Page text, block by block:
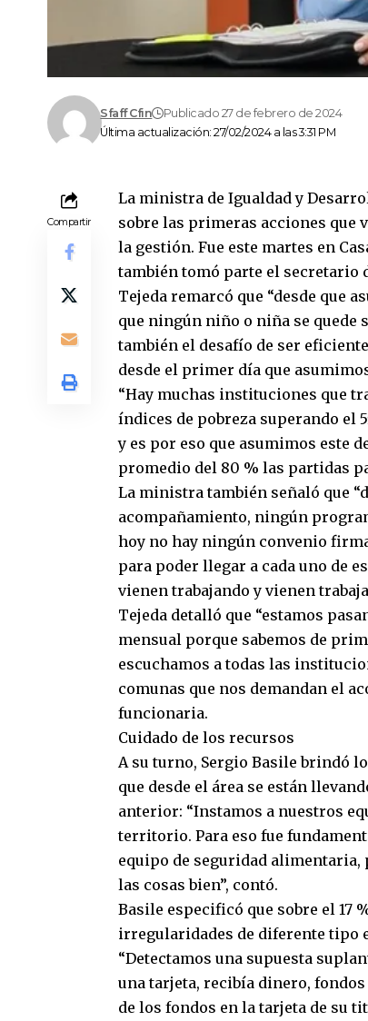
Última actualización: 27/02/2024 a las 3:31 PM
Sfaff Cfin Publicado 27 de febrero de 2024
Compartir
La ministra de Igualdad y
sobre las primeras acciones que
la gestión. Fue este martes en
también tomó parte el secretario
Tejeda remarcó que “desde que
que ningún niño o niña se quede
también el desafío de ser
desde el primer día que
“Hay muchas instituciones que
índices de pobreza superando el
y es por eso que asumimos este
promedio del 80 % las partidas
La ministra también señaló que
acompañamiento, ningún
hoy no hay ningún convenio
para poder llegar a cada uno de
vienen trabajando y vienen
Tejeda detalló que “estamos
mensual porque sabemos de
escuchamos a todas las
comunas que nos demandan el
funcionaria.
Cuidado de los recursos
A su turno, Sergio Basile brindó
que desde el área se están
anterior: “Instamos a nuestros
territorio. Para eso fue
equipo de seguridad
las cosas bien”, contó.
Basile especificó que sobre el 17
irregularidades de diferente tipo
“Detectamos una supuesta
una tarjeta, recibía dinero,
de los fondos en la tarjeta de su